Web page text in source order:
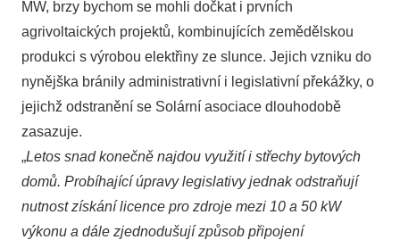
MW, brzy bychom se mohli dočkat i prvních
agrivoltaických projektů, kombinujících zemědělskou
produkci s výrobou elektřiny ze slunce. Jejich vzniku do
nynějška bránily administrativní i legislativní překážky, o
jejichž odstranění se Solární asociace dlouhodobě
zasazuje.
„Letos snad konečně najdou využití i střechy bytových
domů. Probíhající úpravy legislativy jednak odstraňují
nutnost získání licence pro zdroje mezi 10 a 50 kW
výkonu a dále zjednodušují způsob připojení